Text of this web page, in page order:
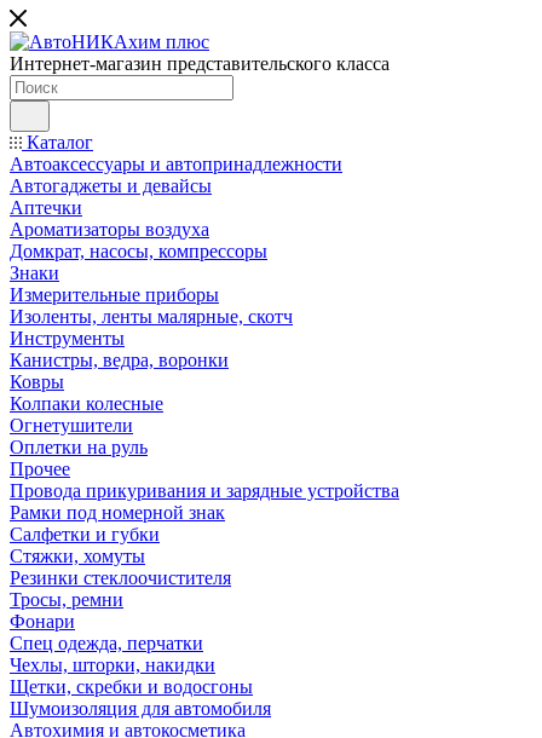
Интернет-магазин представительского класса
Каталог
Автоаксессуары и автопринадлежности
Автогаджеты и девайсы
Аптечки
Ароматизаторы воздуха
Домкрат, насосы, компрессоры
Знаки
Измерительные приборы
Изоленты, ленты малярные, скотч
Инструменты
Канистры, ведра, воронки
Ковры
Колпаки колесные
Огнетушители
Оплетки на руль
Прочее
Провода прикуривания и зарядные устройства
Рамки под номерной знак
Салфетки и губки
Стяжки, хомуты
Резинки стеклоочистителя
Тросы, ремни
Фонари
Спец одежда, перчатки
Чехлы, шторки, накидки
Щетки, скребки и водосгоны
Шумоизоляция для автомобиля
Автохимия и автокосметика